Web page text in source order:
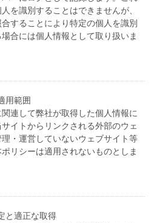
を識別することはできませんが、
することにより特定の個人を識別
合には個人情報として取り扱いま
用範囲
連して弊社が取得した個人情報に
イトからリンクされる外部のウェ
・運営していないウェブサイト等
リシーは適用されないものとしま
と適正な取得